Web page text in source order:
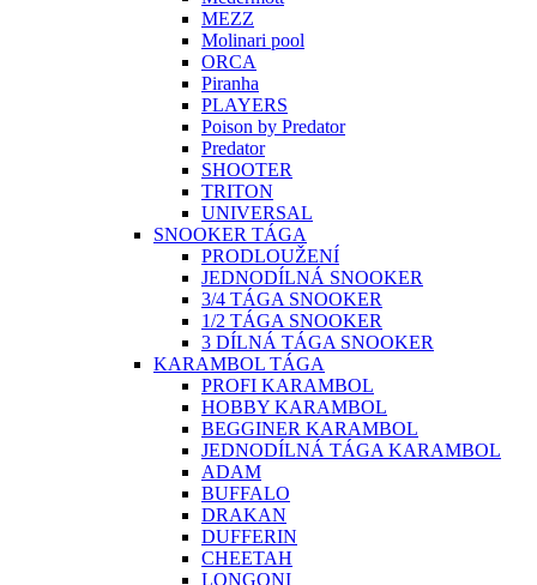
MEZZ
Molinari pool
ORCA
Piranha
PLAYERS
Poison by Predator
Predator
SHOOTER
TRITON
UNIVERSAL
SNOOKER TÁGA
PRODLOUŽENÍ
JEDNODÍLNÁ SNOOKER
3/4 TÁGA SNOOKER
1/2 TÁGA SNOOKER
3 DÍLNÁ TÁGA SNOOKER
KARAMBOL TÁGA
PROFI KARAMBOL
HOBBY KARAMBOL
BEGGINER KARAMBOL
JEDNODÍLNÁ TÁGA KARAMBOL
ADAM
BUFFALO
DRAKAN
DUFFERIN
CHEETAH
LONGONI